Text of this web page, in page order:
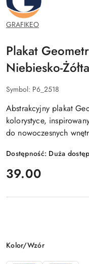
GRAFIKEO
Plakat
Niebiesko-
Symbol: P6_2518
Abstrakcyjny plakat
kolorystyce,
do nowoczesnych
Dostępność: Duża
cena:
39.00
Wariant
Kolor/Wzór